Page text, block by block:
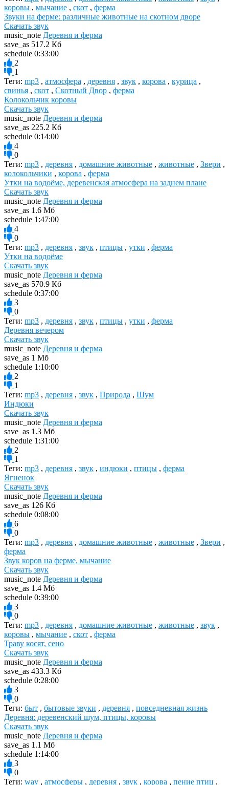
коровы , мычание , скот , ферма
Звуки на ферме: различные животные на скотном дворе
Скачать звук
music_note Деревня и ферма
save_as 517.2 Кб
schedule 0:33:00
2
1
Теги: mp3 , атмосфера , деревня , звук , корова , курица ,
свинья , скот , Скотный Двор , ферма
Колокольчик коровы
Скачать звук
music_note Деревня и ферма
save_as 225.2 Кб
schedule 0:14:00
4
0
Теги: mp3 , деревня , домашние животные , животные , Звери ,
колокольчики , корова , ферма
Утки на водоёме, деревенская атмосфера на заднем плане
Скачать звук
music_note Деревня и ферма
save_as 1.6 Мб
schedule 1:47:00
4
0
Теги: mp3 , деревня , звук , птицы , утки , ферма
Утки на водоёме
Скачать звук
music_note Деревня и ферма
save_as 570.9 Кб
schedule 0:37:00
3
0
Теги: mp3 , деревня , звук , птицы , утки , ферма
Деревня вечером
Скачать звук
music_note Деревня и ферма
save_as 1 Мб
schedule 1:10:00
2
1
Теги: mp3 , деревня , звук , Природа , Шум
Индюки
Скачать звук
music_note Деревня и ферма
save_as 1.3 Мб
schedule 1:31:00
2
1
Теги: mp3 , деревня , звук , индюки , птицы , ферма
Ягненок
Скачать звук
music_note Деревня и ферма
save_as 126 Кб
schedule 0:08:00
6
0
Теги: mp3 , деревня , домашние животные , животные , Звери ,
ферма
Звук коров на ферме, мычание
Скачать звук
music_note Деревня и ферма
save_as 1.4 Мб
schedule 0:39:00
3
0
Теги: mp3 , деревня , домашние животные , животные , звук ,
коровы , мычание , скот , ферма
Траву косят, сено
Скачать звук
music_note Деревня и ферма
save_as 433.3 Кб
schedule 0:28:00
3
0
Теги: быт , бытовые звуки , деревня , повседневная жизнь
Деревня: деревенский шум, птицы, коровы
Скачать звук
music_note Деревня и ферма
save_as 1.1 Мб
schedule 1:14:00
3
0
Теги: wav , атмосферы , деревня , звук , корова , пение птиц ,